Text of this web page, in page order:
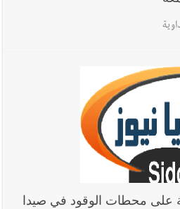
على محطات الوقود في صيدا